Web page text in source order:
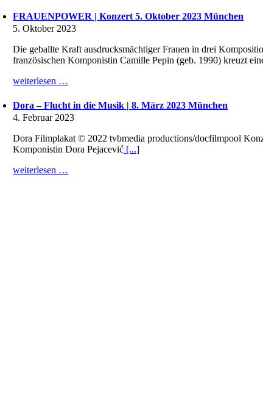
FRAUENPOWER | Konzert 5. Oktober 2023 München
5. Oktober 2023
Die geballte Kraft ausdrucksmächtiger Frauen in drei
französischen Komponistin Camille Pepin (geb. 1990) kreuzt
weiterlesen …
Dora – Flucht in die Musik | 8. März 2023 München
4. Februar 2023
Dora Filmplakat © 2022 tvbmedia productions/docfilmpool
Komponistin Dora Pejacević [...]
weiterlesen …